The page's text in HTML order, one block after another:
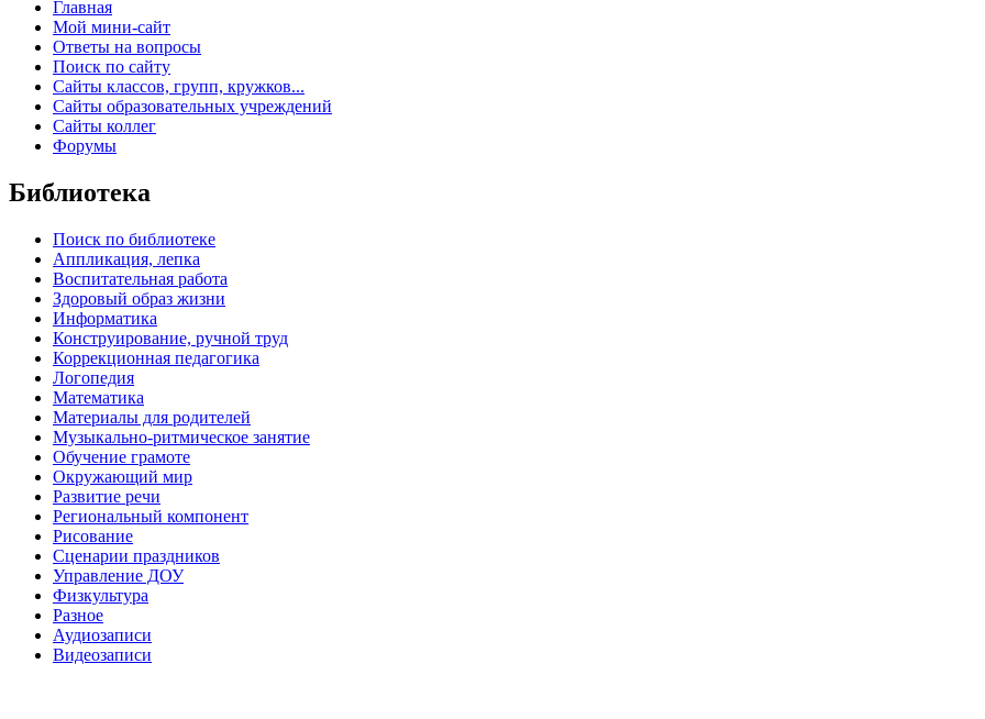
Главная
Мой мини-сайт
Ответы на вопросы
Поиск по сайту
Сайты классов, групп, кружков...
Сайты образовательных учреждений
Сайты коллег
Форумы
Библиотека
Поиск по библиотеке
Аппликация, лепка
Воспитательная работа
Здоровый образ жизни
Информатика
Конструирование, ручной труд
Коррекционная педагогика
Логопедия
Математика
Материалы для родителей
Музыкально-ритмическое занятие
Обучение грамоте
Окружающий мир
Развитие речи
Региональный компонент
Рисование
Сценарии праздников
Управление ДОУ
Физкультура
Разное
Аудиозаписи
Видеозаписи